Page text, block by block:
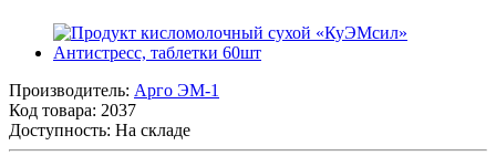
Производитель: Арго ЭМ-1
Код товара: 2037
Доступность: На складе